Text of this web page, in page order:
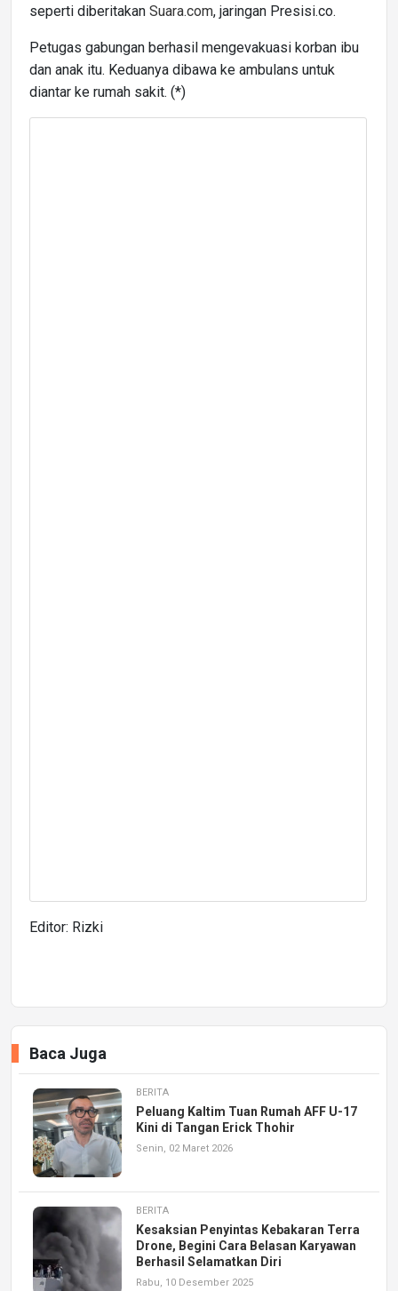
seperti diberitakan Suara.com, jaringan Presisi.co.
Petugas gabungan berhasil mengevakuasi korban ibu
dan anak itu. Keduanya dibawa ke ambulans untuk
diantar ke rumah sakit. (*)
Editor: Rizki
Baca Juga
BERITA
Peluang Kaltim Tuan Rumah AFF U-17
Kini di Tangan Erick Thohir
Senin, 02 Maret 2026
BERITA
Kesaksian Penyintas Kebakaran Terra
Drone, Begini Cara Belasan Karyawan
Berhasil Selamatkan Diri
Rabu, 10 Desember 2025